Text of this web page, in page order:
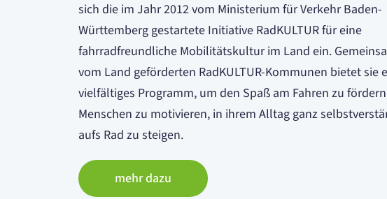
sich die im Jahr 2012 vom Ministerium für Verkehr Baden-
Württemberg gestartete Initiative RadKULTUR für eine
fahrradfreundliche Mobilitätskultur im Land ein.
vom Land geförderten RadKULTUR-Kommunen bietet sie
vielfältiges Programm, um den Spaß am Fahren zu
Menschen zu motivieren, in ihrem Alltag ganz
aufs Rad zu steigen.
mehr dazu